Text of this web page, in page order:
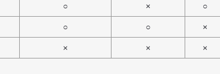
○ × ○
○ ○ ×
× × ×